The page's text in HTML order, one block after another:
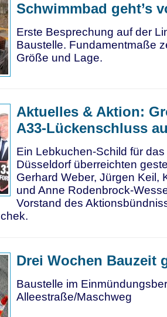
Schwimmbad geht’s
Erste Besprechung auf der
Baustelle. Fundamentmaße
Größe und Lage.
Aktuelles & Aktion:
A33-Lückenschluss
Ein Lebkuchen-Schild für
Düsseldorf überreichten
Gerhard Weber, Jürgen Keil,
und Anne Rodenbrock-
Vorstand des
Drei Wochen Bauzeit
Baustelle im
Alleestraße/Maschweg